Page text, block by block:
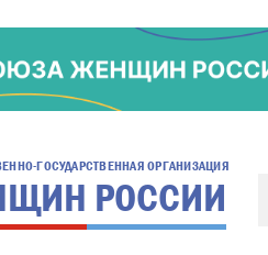
ГОСУДАРСТВЕННАЯ ОРГАНИЗАЦИЯ
РОССИИ